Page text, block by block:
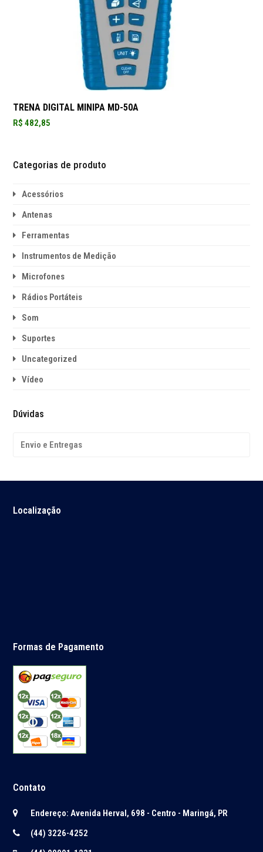
TRENA DIGITAL MINIPA MD-50A
R$ 482,85
Categorias de produto
Acessórios
Antenas
Ferramentas
Instrumentos de Medição
Microfones
Rádios Portáteis
Som
Suportes
Uncategorized
Vídeo
Dúvidas
Envio e Entregas
Localização
Formas de Pagamento
Contato
Endereço: Avenida Herval, 698 - Centro - Maringá, PR
(44) 3226-4252